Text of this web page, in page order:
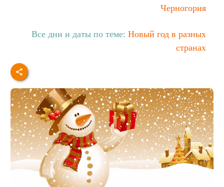
Черногория
Все дни и даты по теме: Новый год в разных
странах